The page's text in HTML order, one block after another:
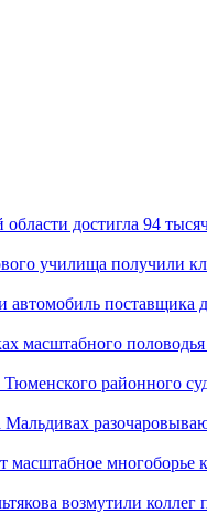
достигла 94
училища получили
автомобиль поставщика
масштабного
районного
масштабное многоборье
возмутили коллег